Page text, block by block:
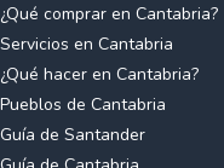
¿Qué comprar en Cantabria?
Servicios en Cantabria
¿Qué hacer en Cantabria?
Pueblos de Cantabria
Guía de Santander